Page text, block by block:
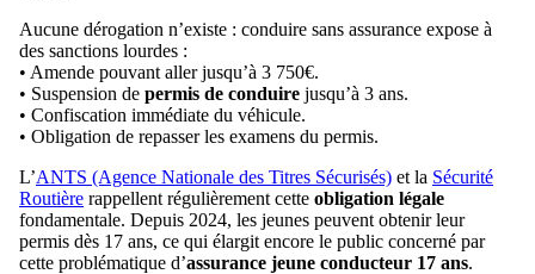
Aucune dérogation n’existe : conduire sans assurance expose à
des sanctions lourdes :
• Amende pouvant aller jusqu’à 3 750€.
• Suspension de permis de conduire jusqu’à 3 ans.
• Confiscation immédiate du véhicule.
• Obligation de repasser les examens du permis.
L’ANTS (Agence Nationale des Titres Sécurisés) et la Sécurité
Routière rappellent régulièrement cette obligation légale
fondamentale. Depuis 2024, les jeunes peuvent obtenir leur
permis dès 17 ans, ce qui élargit encore le public concerné par
cette problématique d’assurance jeune conducteur 17 ans.